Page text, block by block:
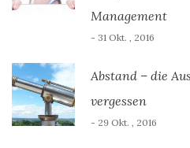
Management
- 31 Okt. , 2016
Abstand – die
vergessen
- 29 Okt. , 2016